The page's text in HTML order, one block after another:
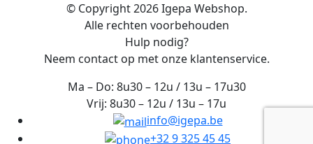
© Copyright 2026 Igepa Webshop.
Alle rechten voorbehouden
Hulp nodig?
Neem contact op met onze klantenservice.
Ma – Do: 8u30 – 12u / 13u – 17u30
Vrij: 8u30 – 12u / 13u – 17u
info@igepa.be
+32 9 325 45 45